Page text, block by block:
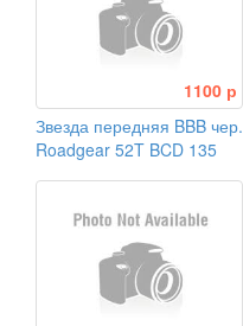
1100 р
Звезда передняя BBB чер.
Roadgear 52T BCD 135